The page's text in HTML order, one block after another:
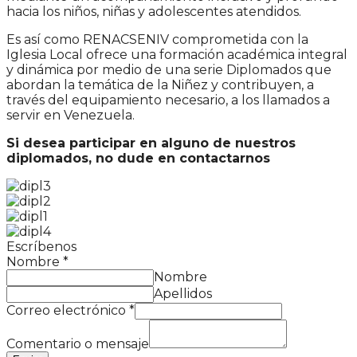
hacia los niños, niñas y adolescentes atendidos.
Es así como RENACSENIV comprometida con la
Iglesia Local ofrece una formación académica integral
y dinámica por medio de una serie Diplomados que
abordan la temática de la Niñez y contribuyen, a
través del equipamiento necesario, a los llamados a
servir en Venezuela.
Si desea participar en alguno de nuestros
diplomados, no dude en contactarnos
Escríbenos
Nombre *
Nombre
Apellidos
Correo electrónico *
Comentario o mensaje